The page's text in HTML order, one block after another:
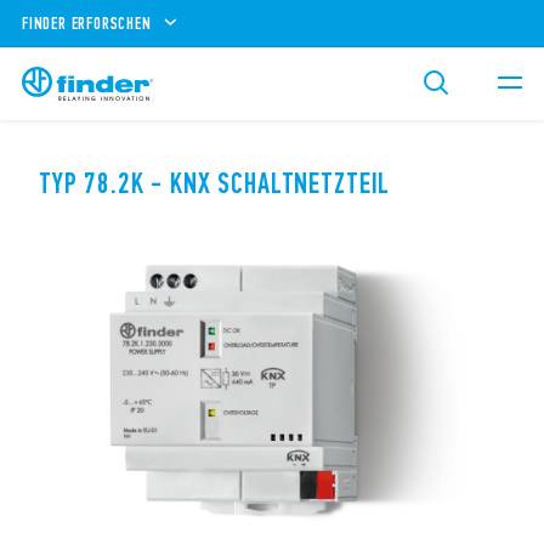
FINDER ERFORSCHEN
TYP 78.2K - KNX SCHALTNETZTEIL